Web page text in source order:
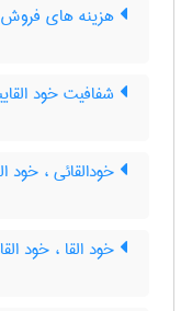
هزینه های فروش
شفافیت خود
خودالقائی ، خود
خود القا ، خود